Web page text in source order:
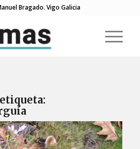
Bragado. Vigo Galicia